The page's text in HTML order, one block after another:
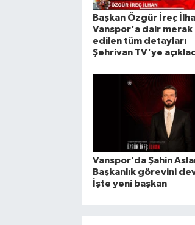
Başkan Özgür İreç
Vanspor'a dair merak
edilen tüm detayları
Şehrivan TV'ye
Vanspor’da Şahin
Başkanlık görevini
İşte yeni başkan